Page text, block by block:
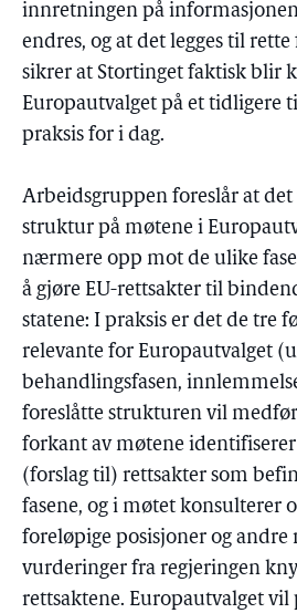
innretningen på
endres, og at det legges til rette
sikrer at Stortinget faktisk blir
Europautvalget på et tidligere
praksis for i dag.
Arbeidsgruppen foreslår at
struktur på møtene i
nærmere opp mot de ulike
å gjøre EU-rettsakter til
statene: I praksis er det de tre
relevante for Europautvalget
behandlingsfasen,
foreslåtte strukturen vil
forkant av møtene
(forslag til) rettsakter som
fasene, og i møtet konsulterer
foreløpige posisjoner og andre
vurderinger fra regjeringen
rettsaktene. Europautvalget vil